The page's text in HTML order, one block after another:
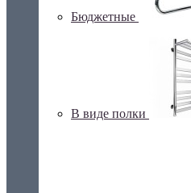
Бюджетные
В виде полки